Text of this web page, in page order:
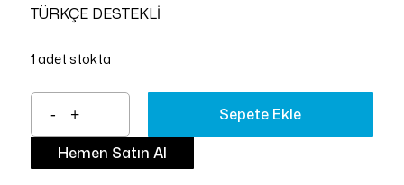
TÜRKÇE DESTEKLİ
1 adet stokta
Sepete Ekle
Hemen Satın Al